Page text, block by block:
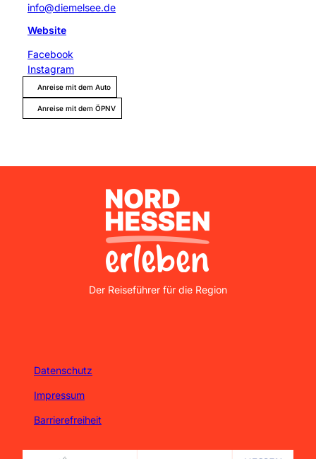
info@diemelsee.de
Website
Facebook
Instagram
Anreise mit dem Auto
Anreise mit dem ÖPNV
Nordhessen Erleben
Der Reiseführer für die Region
Datenschutz
Impressum
Barrierefreiheit